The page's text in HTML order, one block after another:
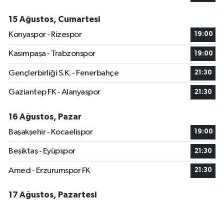
15 Ağustos, Cumartesi
Konyaspor - Rizespor
19:00
Kasımpaşa - Trabzonspor 19:00
Gençlerbirliği S.K. - Fenerbahçe 21:30
Gaziantep FK - Alanyaspor 21:30
16 Ağustos, Pazar
Başakşehir - Kocaelispor
19:00
Beşiktaş - Eyüpspor 21:30
Amed - Erzurumspor FK 21:30
17 Ağustos, Pazartesi